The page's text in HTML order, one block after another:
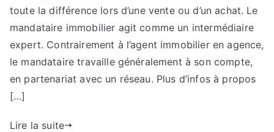
engager
un
immobilier
?
toute la différence lors d’une vente ou d’un achat. Le
mandataire immobilier agit comme un intermédiaire
expert. Contrairement à l’agent immobilier en agence,
le mandataire travaille généralement à son compte,
en partenariat avec un réseau. Plus d’infos à propos
[…]
Lire la suite